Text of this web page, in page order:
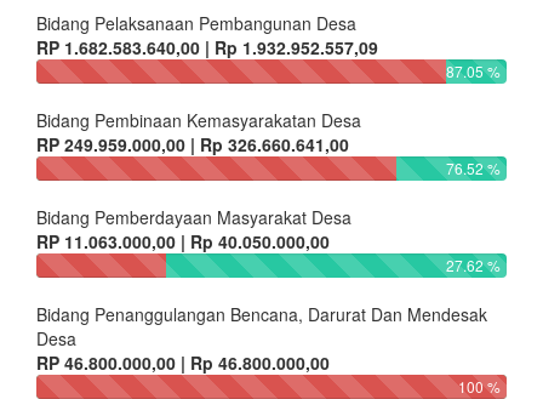
Bidang Pelaksanaan Pembangunan Desa
RP 1.682.583.640,00 | Rp 1.932.952.557,09
87.05 %
Bidang Pembinaan Kemasyarakatan Desa
RP 249.959.000,00 | Rp 326.660.641,00
76.52 %
Bidang Pemberdayaan Masyarakat Desa
RP 11.063.000,00 | Rp 40.050.000,00
27.62 %
Bidang Penanggulangan Bencana, Darurat Dan Mendesak
Desa
RP 46.800.000,00 | Rp 46.800.000,00
100 %